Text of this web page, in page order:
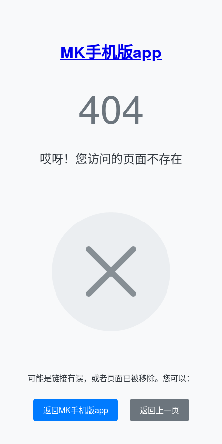
MK手机版app
404
哎呀！您访问的页面不存在
可能是链接有误，或者页面已被移除。您可以：
返回MK手机版app 返回上一页